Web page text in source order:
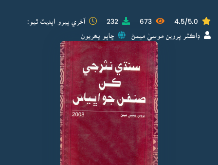
4.5/5.0
673
232 آخري ڀيرو اپڊيٽ ٿيو:
ڊاڪٽر پروين موسيٰ ميمڻ ڇاپو پھريون